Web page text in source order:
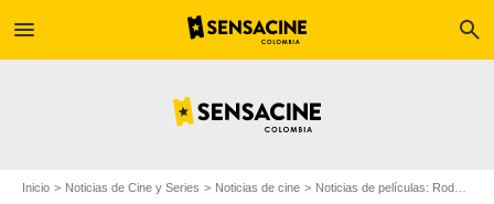
menu search
Inicio Noticias de Cine y Series Noticias de cine Noticias de películas: Rodajes